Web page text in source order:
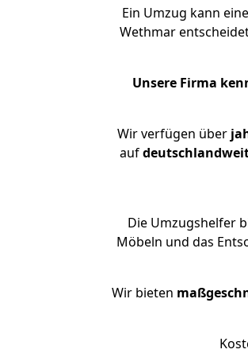
Ein Umzug kann
Wethmar
Unsere Firma
Wir verfügen über
auf
Die Umzugshelfer
Möbeln und das
Wir bieten